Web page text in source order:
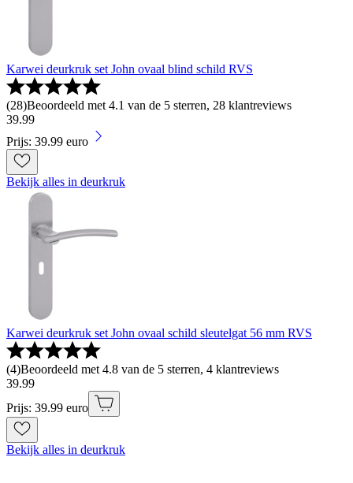
Karwei deurkruk set John ovaal blind schild RVS
(28)Beoordeeld met 4.1 van de 5 sterren, 28 klantreviews
39.99
Prijs: 39.99 euro
Bekijk alles in deurkruk
Karwei deurkruk set John ovaal schild sleutelgat 56 mm RVS
(4)Beoordeeld met 4.8 van de 5 sterren, 4 klantreviews
39.99
Prijs: 39.99 euro
Bekijk alles in deurkruk